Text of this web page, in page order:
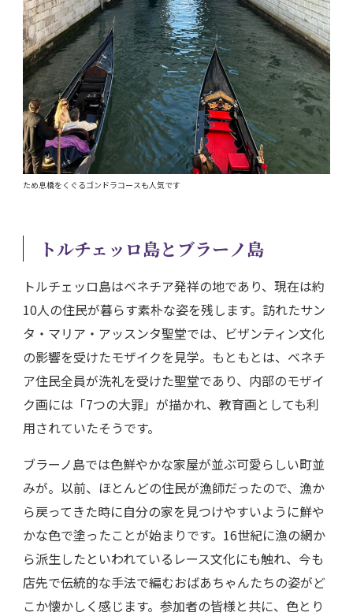
ため息橋をくぐるゴンドラコースも人気です
トルチェッロ島とブラーノ島
トルチェッロ島はベネチア発祥の地であり、現在は約
10人の住民が暮らす素朴な姿を残します。訪れたサン
タ・マリア・アッスンタ聖堂では、ビザンティン文化
の影響を受けたモザイクを見学。もともとは、ベネチ
ア住民全員が洗礼を受けた聖堂であり、内部のモザイ
ク画には「7つの大罪」が描かれ、教育画としても利
用されていたそうです。
ブラーノ島では色鮮やかな家屋が並ぶ可愛らしい町並
みが。以前、ほとんどの住民が漁師だったので、漁か
ら戻ってきた時に自分の家を見つけやすいように鮮や
かな色で塗ったことが始まりです。16世紀に漁の網か
ら派生したといわれているレース文化にも触れ、今も
店先で伝統的な手法で編むおばあちゃんたちの姿がど
こか懐かしく感じます。参加者の皆様と共に、色とり